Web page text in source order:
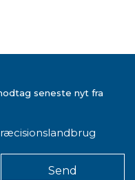
OG SCANNERE
seneste nyt fra